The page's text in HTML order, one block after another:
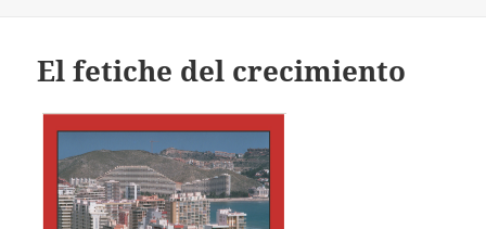
El fetiche del crecimiento